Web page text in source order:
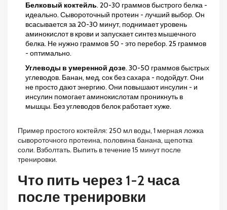
Белковый коктейль. 20-30 граммов быстрого белка -
идеально. Сывороточный протеин - лучший выбор. Он
всасывается за 20-30 минут, поднимает уровень
аминокислот в крови и запускает синтез мышечного
белка. Не нужно граммов 50 - это перебор. 25 граммов
- оптимально.
Углеводы в умеренной дозе. 30-50 граммов быстрых
углеводов. Банан, мед, сок без сахара - подойдут. Они
не просто дают энергию. Они повышают инсулин - и
инсулин помогает аминокислотам проникнуть в
мышцы. Без углеводов белок работает хуже.
Пример простого коктейля: 250 мл воды, 1 мерная ложка
сывороточного протеина, половина банана, щепотка
соли. Взболтать. Выпить в течение 15 минут после
тренировки.
Что пить через 1-2 часа
после тренировки